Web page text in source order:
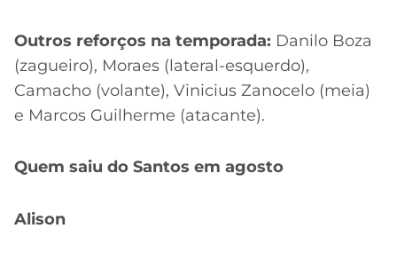
Outros reforços na temporada: Danilo Boza
(zagueiro), Moraes (lateral-esquerdo),
Camacho (volante), Vinicius Zanocelo (meia)
e Marcos Guilherme (atacante).
Quem saiu do Santos em agosto
Alison